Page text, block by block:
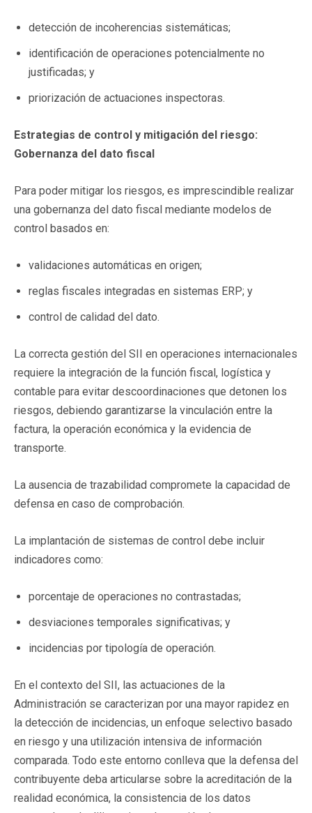
detección de incoherencias sistemáticas;
identificación de operaciones potencialmente no
justificadas; y
priorización de actuaciones inspectoras.
Estrategias de control y mitigación del riesgo:
Gobernanza del dato fiscal
Para poder mitigar los riesgos, es imprescindible realizar
una gobernanza del dato fiscal mediante modelos de
control basados en:
validaciones automáticas en origen;
reglas fiscales integradas en sistemas ERP; y
control de calidad del dato.
La correcta gestión del SII en operaciones internacionales
requiere la integración de la función fiscal, logística y
contable para evitar descoordinaciones que detonen los
riesgos, debiendo garantizarse la vinculación entre la
factura, la operación económica y la evidencia de
transporte.
La ausencia de trazabilidad compromete la capacidad de
defensa en caso de comprobación.
La implantación de sistemas de control debe incluir
indicadores como:
porcentaje de operaciones no contrastadas;
desviaciones temporales significativas; y
incidencias por tipología de operación.
En el contexto del SII, las actuaciones de la
Administración se caracterizan por una mayor rapidez en
la detección de incidencias, un enfoque selectivo basado
en riesgo y una utilización intensiva de información
comparada. Todo este entorno conlleva que la defensa del
contribuyente deba articularse sobre la acreditación de la
realidad económica, la consistencia de los datos